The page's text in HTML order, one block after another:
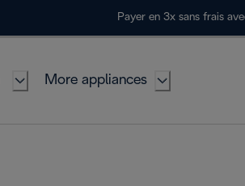
Payer en 3x sans frais
More appliances